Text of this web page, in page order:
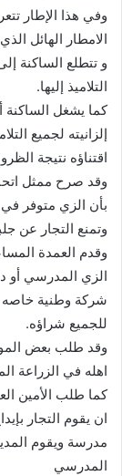
وفي هذا الإطار
الامطار الهائل
و تتطلع الساكنة
التلاميذ إليها.
كما يشغل الساكنة
إلزانيته لجميع
اقتناؤه نتيجة
وقد صرح ممثل
بأن الزي متوفر
وتمنع التجار عن
وقدم العمدة
الزي المدرسي أو
شركة وطنية خاصه
للجميع شراؤه.
وقد طلب بعض
اهله في الزراعة
كما طلب الأمين
ان يقوم التجار
مدرسة ويقوم
المدرسي